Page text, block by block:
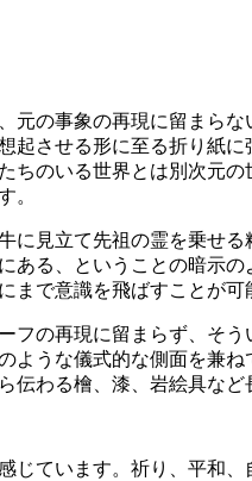
元の事象の再現に留まらな
させる形に至る折り紙に
ちのいる世界とは別次元
。
見立て先祖の霊を乗せ
ある、ということの暗示の
まで意識を飛ばすことが可
の再現に留まらず、そ
ような儀式的な側面を兼
伝わる檜、漆、岩絵具な
じています。祈り、平和